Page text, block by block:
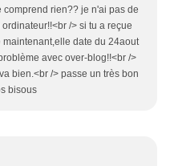
comprend rien?? je n'ai pas de
/> si tu a reçue
maintenant,elle date du 24aout
avec over-blog!!<br />
bien.<br /> passe un très bon
bisous